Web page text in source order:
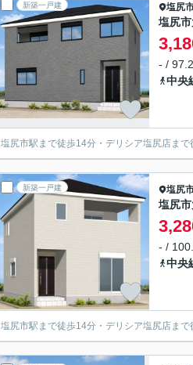
新築一戸建 塩尻
塩尻
- /
中央
塩尻市駅まで徒歩14分・デリシア塩尻店まで
新築一戸建 塩尻
塩尻
- /
中央
塩尻市駅まで徒歩14分・デリシア塩尻店まで